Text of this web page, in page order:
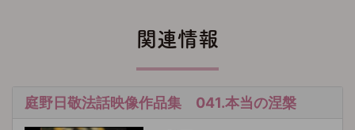
関連情報
庭野日敬法話映像作品集 041.本当の涅槃